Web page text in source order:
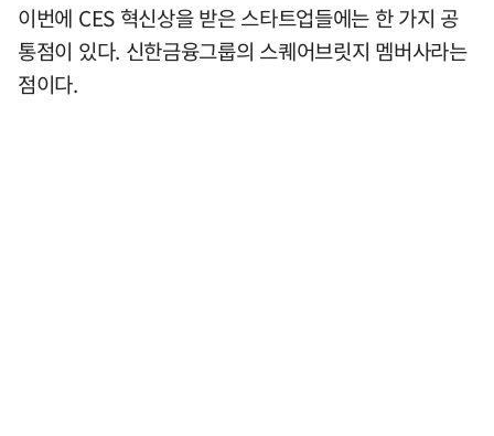
이번에 CES 혁신상을 받은 스타트업들에는 한 가지 공
통점이 있다. 신한금융그룹의 스퀘어브릿지 멤버사라는
점이다.